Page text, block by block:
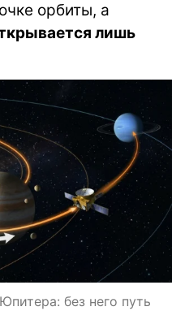
орбиты, а
лишь
без него путь